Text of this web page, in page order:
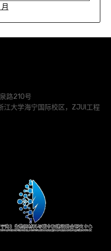
路210号
江大学海宁国际校区，ZJUI工程